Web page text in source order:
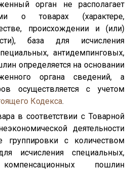
орган не располагает
о товарах (характере,
происхождении и (или)
база для исчисления
антидемпинговых,
определяется на основании
органа сведений, а
осуществляется с учетом
Кодекса.
в соответствии с Товарной
деятельности
группировки с количеством
исчисления специальных,
пошлин